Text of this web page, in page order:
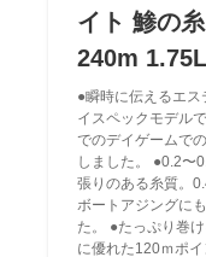
イト 鯵の
240m
●瞬時に伝えるエ
イスペックモデル
でのデイゲームで
しました。 ●0.2〜
張りのある糸質。
ボートアジングに
た。 ●たっぷり巻
に優れた120ｍポイ